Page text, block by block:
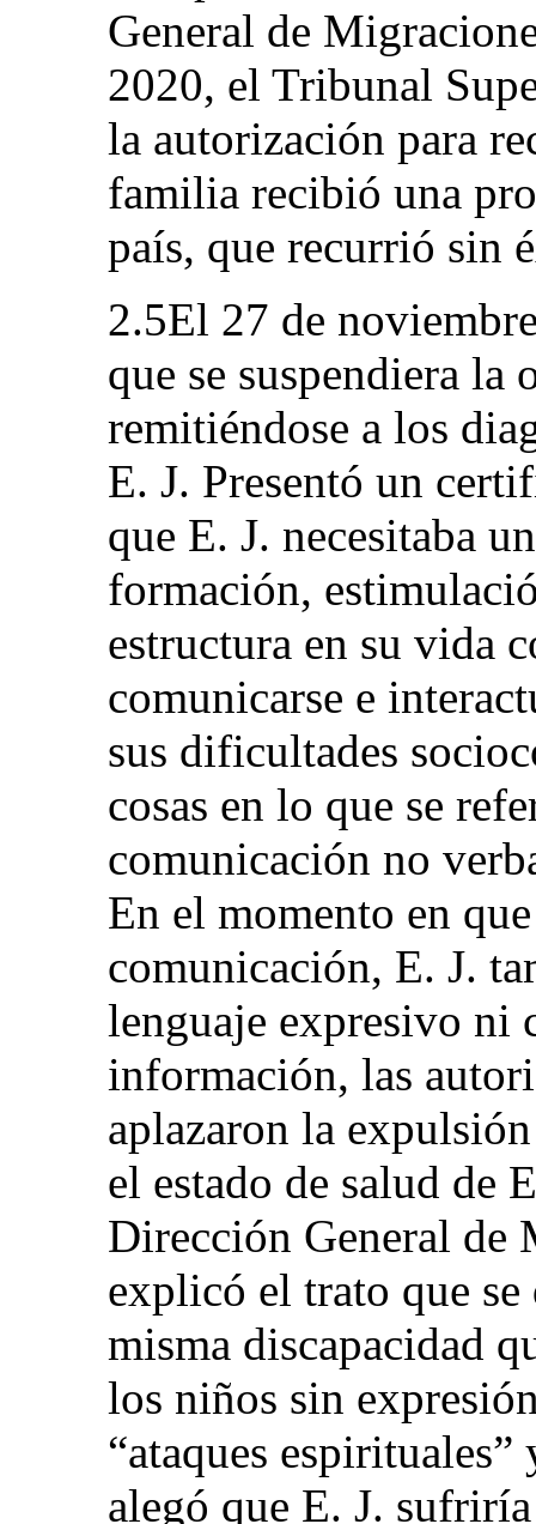
General de
2020, el Tribunal
la autorización para
familia recibió una
país, que recurrió sin
2.5El 27 de
que se suspendiera la
remitiéndose a los
E. J. Presentó un
que E. J. necesitaba
formación,
estructura en su vida
comunicarse e
sus dificultades
cosas en lo que se
comunicación no
En el momento en
comunicación, E. J.
lenguaje expresivo ni
información, las
aplazaron la
el estado de salud de
Dirección General de
explicó el trato que
misma discapacidad
los niños sin
“ataques
alegó que E. J.